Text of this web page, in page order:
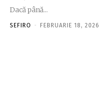
Dacă până...
SEFIRO - FEBRUARIE 18, 2026